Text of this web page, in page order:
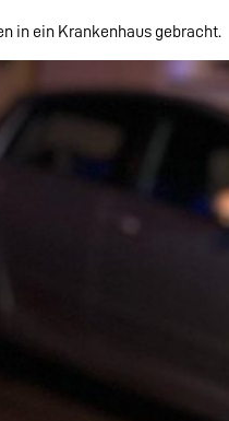
in ein Krankenhaus gebracht.